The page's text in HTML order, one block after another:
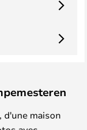
d'une maison